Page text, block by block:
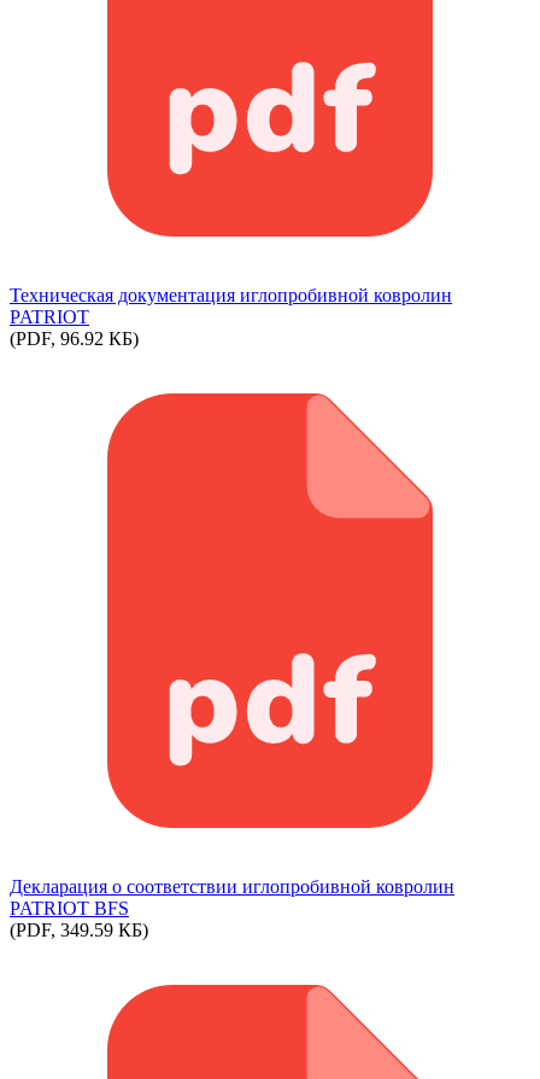
Техническая документация иглопробивной ковролин
PATRIOT
(PDF, 96.92 КБ)
Декларация о соответствии иглопробивной ковролин
PATRIOT BFS
(PDF, 349.59 КБ)